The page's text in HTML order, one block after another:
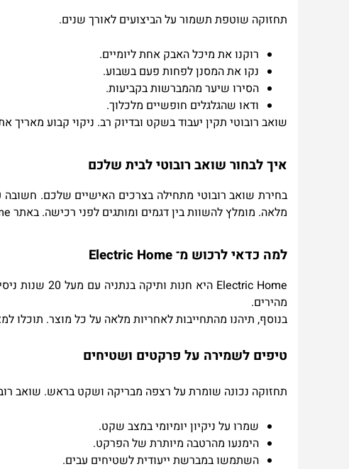
תחזוקה שוטפת תשמור על הביצועים לאורך שנים.
רוקנו את מיכל האבק אחת ליומיים.
נקו את המסנן לפחות פעם בשבוע.
הסירו שיער מהמברשות בקביעות.
ודאו שהגלגלים חופשיים מלכלוך.
שואב רובוטי תקין יעבוד בשקט ובדיוק רב. ניקוי קבוע
איך לבחור שואב רובוטי לבית שלכם
בחירת שואב רובוטי מתחילה בצרכים האישיים שלכם.
מלאה. מומלץ להשוות בין דגמים ומותגים לפני רכישה. באתר
למה כדאי לרכוש מ־Electric Home
Electric Home
היא חנות
מהירים.
בנוסף, תיהנו מהתחייבות לאחריות מלאה על כל מוצר. תוכלו
טיפים לשמירה על פרקטים ושטיחים
תחזוקה נכונה שומרת על רצפה מבריקה ושקט בראש. שואב
שמרו על ניקיון יומיומי במצב שקט.
הימנעו מהרטבה מיותרת של הפרקט.
השתמשו במברשת ייעודית לשטיחים עבים.